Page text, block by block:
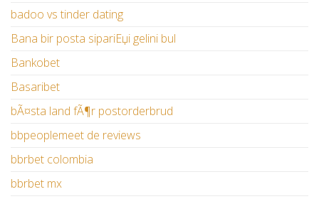
badoo vs tinder dating
Bana bir posta sipariЕџi gelini bul
Bankobet
Basaribet
bÃ¤sta land fÃ¶r postorderbrud
bbpeoplemeet de reviews
bbrbet colombia
bbrbet mx